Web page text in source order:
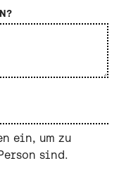
ein, um zu
sind.